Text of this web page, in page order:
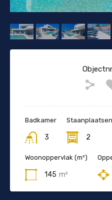
Badkamer
3
Staanplaatsen
2
Woonoppervlak (m²)
145 m²